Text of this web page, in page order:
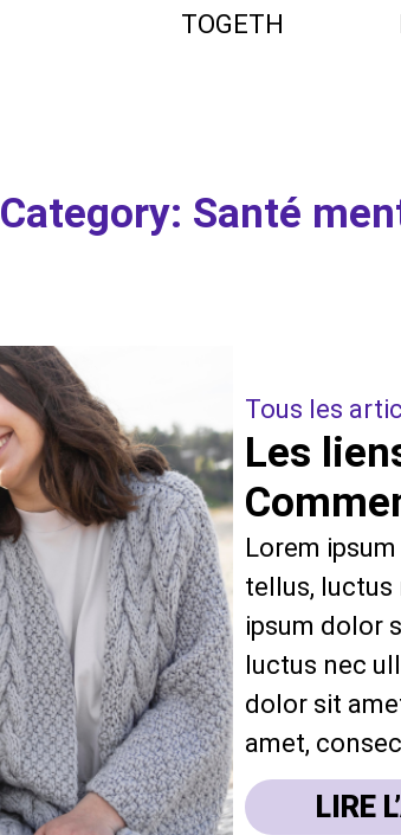
TOGETH
Category: Santé
Tous les
Les
Lorem
tellus, luctus
ipsum dolor
luctus nec
dolor sit
amet,
LIRE